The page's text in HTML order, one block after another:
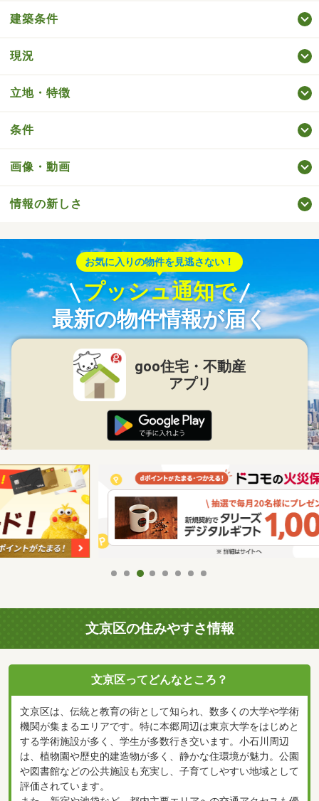
建築条件
現況
立地・特徴
条件
画像・動画
情報の新しさ
お気に入りの物件を見逃さない！
プッシュ通知で
最新の物件情報が届く
goo住宅・不動産
アプリ
文京区の住みやすさ情報
文京区ってどんなところ？
文京区は、伝統と教育の街として知られ、数多くの大学や学術
機関が集まるエリアです。特に本郷周辺は東京大学をはじめと
する学術施設が多く、学生が多数行き交います。小石川周辺
は、植物園や歴史的建造物が多く、静かな住環境が魅力。公園
や図書館などの公共施設も充実し、子育てしやすい地域として
評価されています。